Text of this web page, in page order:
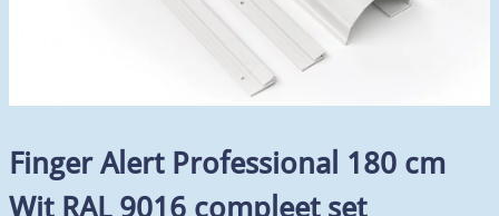
Finger Alert Professional 180 cm
Wit RAL 9016 compleet set